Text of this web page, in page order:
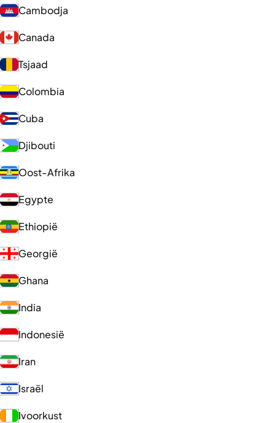
Cambodja
Canada
Tsjaad
Colombia
Cuba
Djibouti
Oost-Afrika
Egypte
Ethiopië
Georgië
Ghana
India
Indonesië
Iran
Israël
Ivoorkust